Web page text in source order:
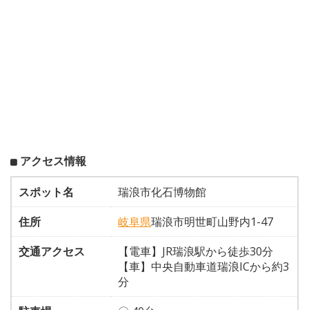
アクセス情報
スポット名
瑞浪市化石博物館
住所
岐阜県瑞浪市明世町山野内1-47
交通アクセス
【電車】JR瑞浪駅から徒歩30分
【車】中央自動車道瑞浪ICから約3
分